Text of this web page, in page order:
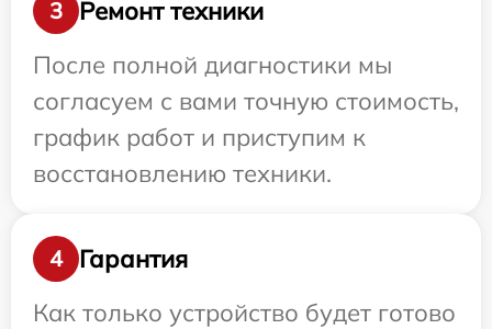
3
Ремонт техники
После полной диагностики мы
согласуем с вами точную стоимость,
график работ и приступим к
восстановлению техники.
4
Гарантия
Как только устройство будет готово